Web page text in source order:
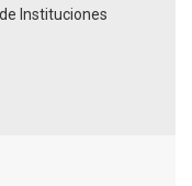
Instituciones